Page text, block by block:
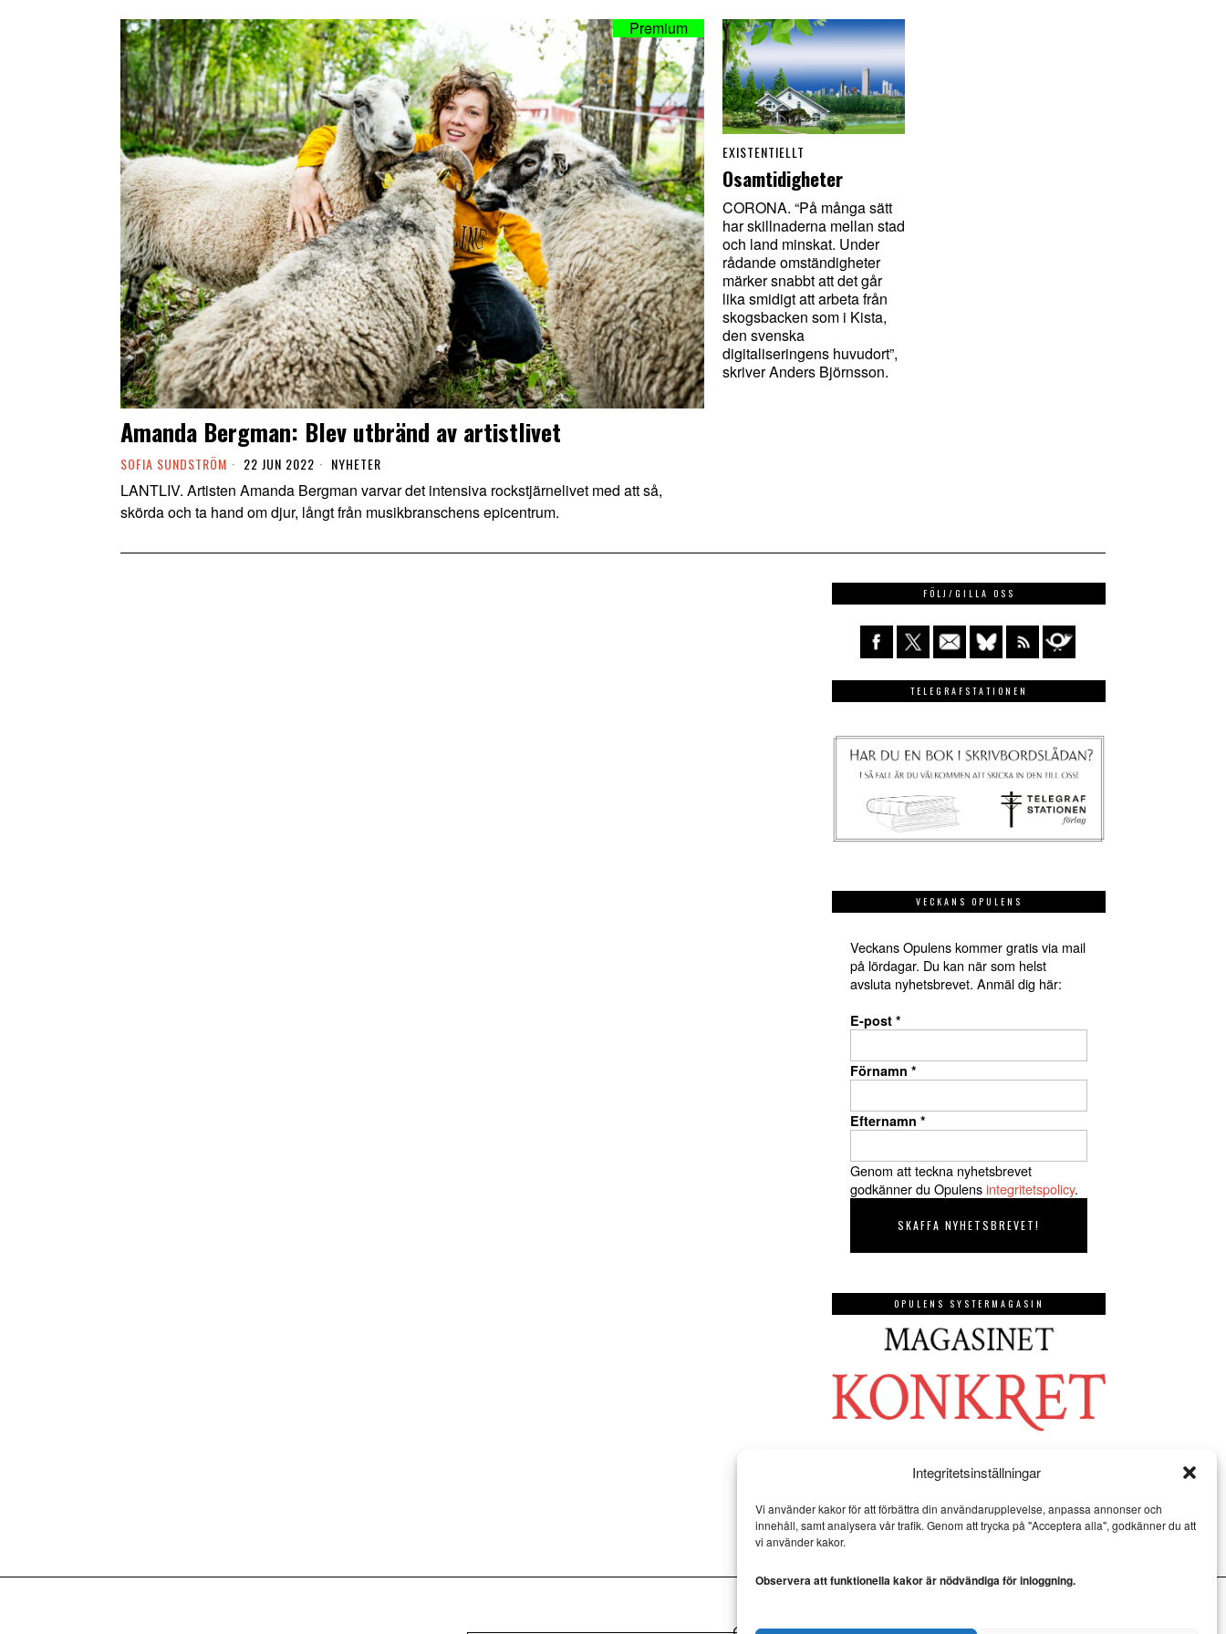
Integritetsinställningar
Vi använder kakor för att förbättra din användarupplevelse, anpassa annonser och
innehåll, samt analysera vår trafik. Genom att trycka på "Acceptera alla", godkänner du att
vi använder kakor.
Observera att funktionella kakor är nödvändiga för inloggning.
Amanda Bergman: Blev utbränd av artistlivet
SOFIA SUNDSTRÖM 22 JUN 2022 NYHETER
LANTLIV. Artisten Amanda Bergman varvar det intensiva rockstjärnelivet med att så,
skörda och ta hand om djur, långt från musikbranschens epicentrum.
EXISTENTIELLT
Osamtidigheter
CORONA. “På många sätt
har skillnaderna mellan stad
och land minskat. Under
rådande omständigheter
märker snabbt att det går
lika smidigt att arbeta från
skogsbacken som i Kista,
den svenska
digitaliseringens huvudort”,
skriver Anders Björnsson.
FÖLJ/GILLA OSS
TELEGRAFSTATIONEN
VECKANS OPULENS
Veckans Opulens kommer gratis via mail
på lördagar. Du kan när som helst
avsluta nyhetsbrevet. Anmäl dig här:
E-post *
Förnamn *
Efternamn *
Genom att teckna nyhetsbrevet
godkänner du Opulensintegritetspolicy.
OPULENS SYSTERMAGASIN